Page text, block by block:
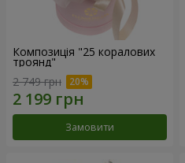
Композиція "25 коралових
троянд"
2 749 грн
Замовити